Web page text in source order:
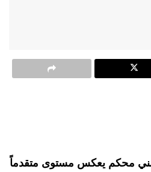
محكم يعكس مستوى متقدماً